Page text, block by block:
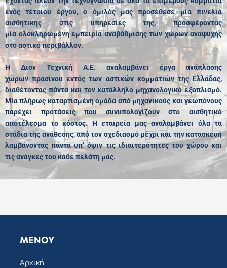
ενός τέτοιου έργου, ο όμιλός μας προσέθεσε μία πινελιά
αισθητικής στις υπηρεσίες της, προσφέροντας
μία ολοκληρωμένη εμπειρία αναβάθμισης των χώρων αναψυχής
στο αστικό περιβάλλον.
Η Διον Τεχνική Α.Ε. αναλαμβάνει έργα ανάπλασης
χώρων πρασίνου εντός των αστικών κομματιών της Ελλάδας,
διαθέτοντας πάντα και τον κατάλληλο μηχανολογικό εξοπλισμό.
Μία πλήρως καταρτισμένη ομάδα από μηχανικούς και γεωπόνους
παρέχει προτάσεις που συνυπολογίζουν στο αισθητικό
αποτέλεσμα το κόστος. Η εταιρεία μας αναλαμβάνει όλα τα
στάδια της ανάθεσης, από τον σχεδιασμό μέχρι και την κατασκευή
λαμβάνοντας πάντα υπ’ όψιν τις ιδιαιτερότητες του χώρου και
τις ανάγκες του κάθε πελάτη μας.
ΜΕΝΟΎ
Αρχική